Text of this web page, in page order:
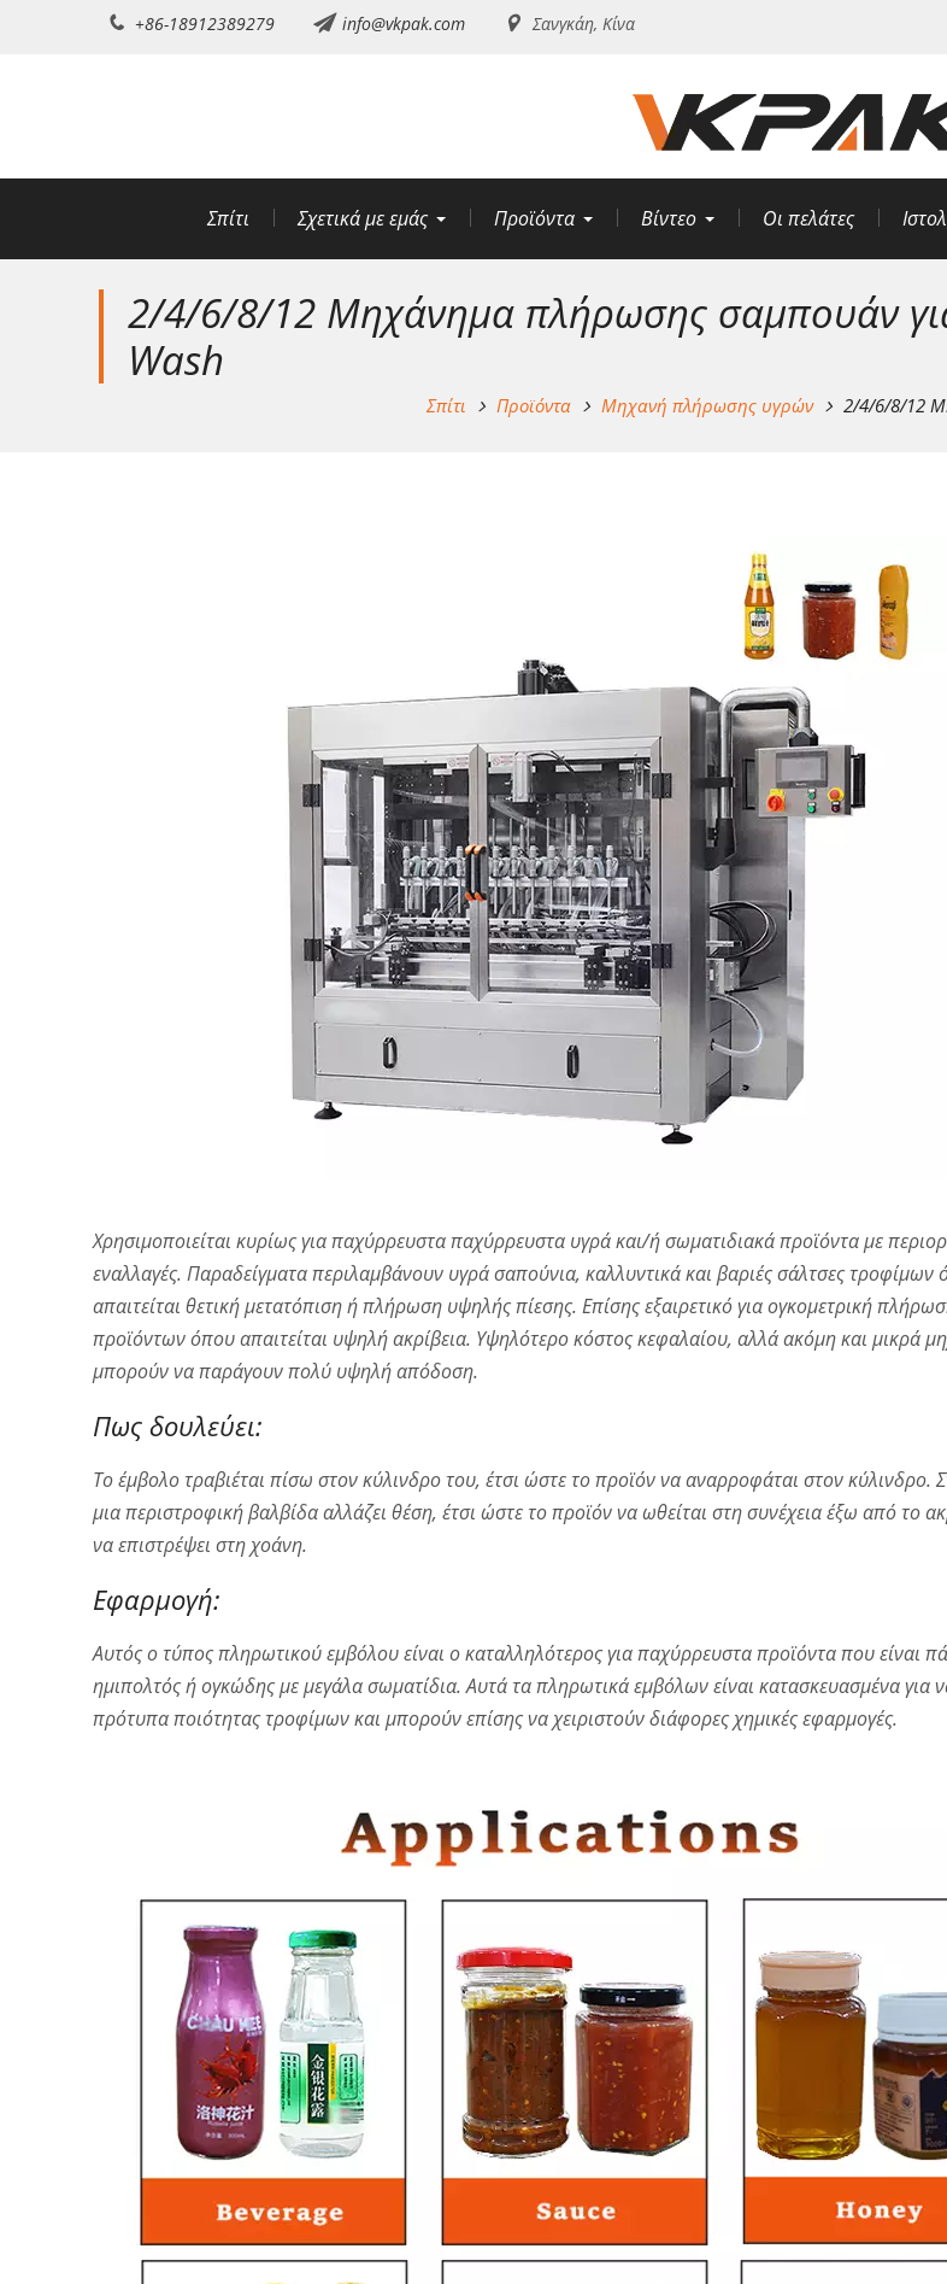
+86-18912389279 info@vkpak.com Σανγκάη, Κίνα
Σπίτι Σχετικά με εμάς Προϊόντα Βίντεο Οι πελάτες
2/4/6/8/12 Μηχάνημα πλήρωσης σαμπουάν
Wash
Σπίτι Προϊόντα Μηχανή πλήρωσης υγρών 2/4/6/8/12
Χρησιμοποιείται κυρίως για παχύρρευστα παχύρρευστα υγρά και/ή σωματιδιακά προϊόντα με
εναλλαγές. Παραδείγματα περιλαμβάνουν υγρά σαπούνια, καλλυντικά και βαριές σάλτσες τροφίμων
απαιτείται θετική μετατόπιση ή πλήρωση υψηλής πίεσης. Επίσης εξαιρετικό για ογκομετρική
προϊόντων όπου απαιτείται υψηλή ακρίβεια. Υψηλότερο κόστος κεφαλαίου, αλλά ακόμη και μικρά
μπορούν να παράγουν πολύ υψηλή απόδοση.
Πως δουλεύει:
Το έμβολο τραβιέται πίσω στον κύλινδρο του, έτσι ώστε το προϊόν να αναρροφάται στον κύλινδρο.
μια περιστροφική βαλβίδα αλλάζει θέση, έτσι ώστε το προϊόν να ωθείται στη συνέχεια έξω από το
να επιστρέψει στη χοάνη.
Εφαρμογή:
Αυτός ο τύπος πληρωτικού εμβόλου είναι ο καταλληλότερος για παχύρρευστα προϊόντα που είναι
ημιπολτός ή ογκώδης με μεγάλα σωματίδια. Αυτά τα πληρωτικά εμβόλων είναι κατασκευασμένα για
πρότυπα ποιότητας τροφίμων και μπορούν επίσης να χειριστούν διάφορες χημικές εφαρμογές.